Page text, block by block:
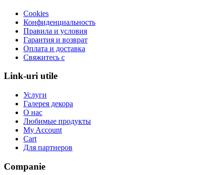
Cookies
Конфиденциальность
Правила и условия
Гарантия и возврат
Оплата и доставка
Свяжитесь с
Link-uri utile
Услуги
Галерея декора
О нас
Любимые продукты
My Account
Cart
Для партнеров
Companie